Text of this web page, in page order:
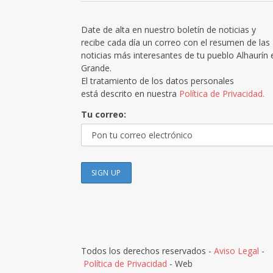
Date de alta en nuestro boletín de noticias y
recibe cada día un correo con el resumen de las
noticias más interesantes de tu pueblo Alhaurín
Grande.
El tratamiento de los datos personales
está descrito en nuestra Política de Privacidad.
Tu correo:
Todos los derechos reservados - Aviso Legal -
Política de Privacidad - Web